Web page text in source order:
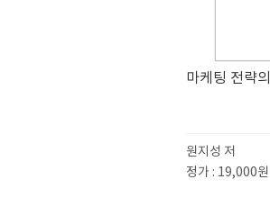
마케팅 전략
원지성 저
정가 : 19,000원